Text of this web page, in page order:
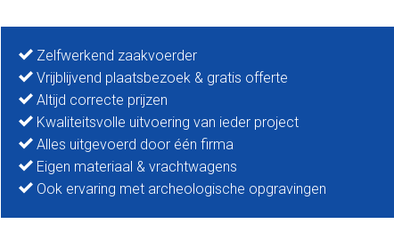
Zelfwerkend zaakvoerder
Vrijblijvend plaatsbezoek & gratis offerte
Altijd correcte prijzen
Kwaliteitsvolle uitvoering van ieder project
Alles uitgevoerd door één firma
Eigen materiaal & vrachtwagens
Ook ervaring met archeologische opgravingen